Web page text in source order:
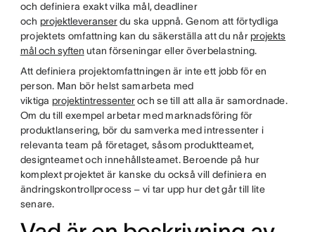
och definiera exakt vilka mål, deadliner
och projektleveranserdu ska uppnå. Genom att förtydliga
projektets omfattning kan du säkerställa att du når projekts
mål och syften utan förseningar eller överbelastning.
Att definiera projektomfattningen är inte ett jobb för en
person. Man bör helst samarbeta med
viktiga projektintressenteroch se till att alla är samordnade.
Om du till exempel arbetar med marknadsföring för
produktlansering, bör du samverka med intressenter i
relevanta team på företaget, såsom produktteamet,
designteamet och innehållsteamet. Beroende på hur
komplext projektet är kanske du också vill definiera en
ändringskontrollprocess – vi tar upp hur det går till lite
senare.